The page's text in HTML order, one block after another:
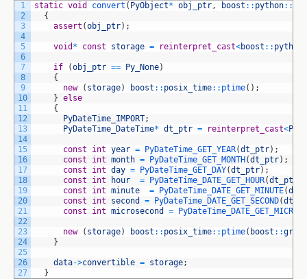
1
2
3
4
5
6
7
8
9
10
11
12
13
14
15
16
17
18
19
20
21
22
23
24
25
26
27
static void convert ( PyObject* obj_ptr, boost :: python::
{
assert (obj_ptr) ;
void * const storage = reinterpret_cast<boost :: python
if (obj_ptr == Py_None)
{
new
( storage) boost :: posix_time:: ptime( ) ;
} else
{
PyDateTime_IMPORT;
PyDateTime_DateTime* dt_ptr = reinterpret_cast<
const int year = PyDateTime_GET_YEAR(dt_ptr) ;
const
int month = PyDateTime_GET_MONTH (dt_ptr) ;
const
int day = PyDateTime_GET_DAY(dt_ptr) ;
const
int hour = PyDateTime_DATE_GET_HOUR(dt_ptr
const
int minute = PyDateTime_DATE_GET_MINUTE(
const
int second = PyDateTime_DATE_GET_SECOND(
const
int microsecond =
new ( storage) boost :: posix_time:: ptime( boost ::
}
data->convertible = storage;
}